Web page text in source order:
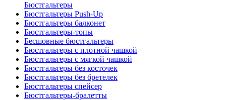
Бюстгальтеры
Бюстгальтеры Push-Up
Бюстгальтеры балконет
Бюстгальтеры-топы
Бесшовные бюстгальтеры
Бюстгальтеры с плотной чашкой
Бюстгальтеры с мягкой чашкой
Бюстгальтеры без косточек
Бюстгальтеры без бретелек
Бюстгальтеры спейсер
Бюстгальтеры-бралетты